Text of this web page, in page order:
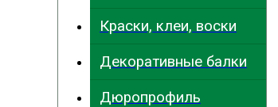
Краски, клеи, воски
Декоративные балки
Дюропрофиль